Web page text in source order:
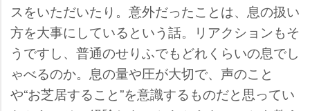
スをいただいたり。意外だったことは、息の扱い
方を大事にしているという話。リアクションもそ
うですし、普通のせりふでもどれくらいの息でし
ゃべるのか。息の量や圧が大切で、声のこと
“お芝居すること”を意識するものだと思ってい